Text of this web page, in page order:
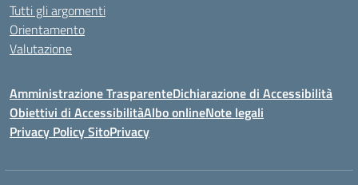
Tutti gli argomenti
Orientamento
Valutazione
Amministrazione TrasparenteDichiarazione di Accessibilità
Obiettivi di AccessibilitàAlbo onlineNote legali
Privacy Policy SitoPrivacy